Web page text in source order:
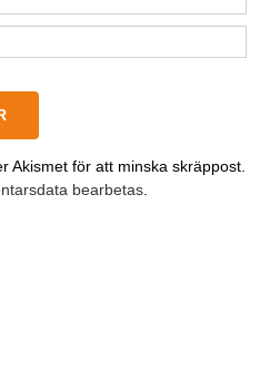
Akismet för att minska skräppost.
bearbetas